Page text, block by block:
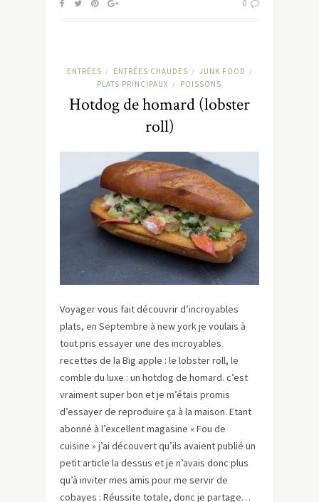
0
ENTRÉES / ENTRÉES CHAUDES / JUNK FOOD /
PLATS PRINCIPAUX / POISSONS
Hotdog de homard (lobster
roll)
Voyager vous fait découvrir d’incroyables
plats, en Septembre à new york je voulais à
tout pris essayer une des incroyables
recettes de la Big apple : le lobster roll, le
comble du luxe : un hotdog de homard. c’est
vraiment super bon et je m’étais promis
d’essayer de reproduire ça à la maison. Etant
abonné à l’excellent magasine « Fou de
cuisine » j’ai découvert qu’ils avaient publié un
petit article la dessus et je n’avais donc plus
qu’à inviter mes amis pour me servir de
cobayes : Réussite totale, donc je partage…